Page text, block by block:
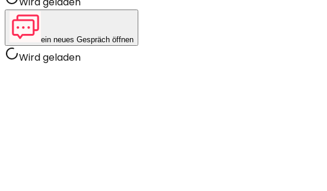
ein neues Gespräch öffnen
Wird geladen